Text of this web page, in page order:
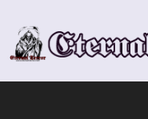
content